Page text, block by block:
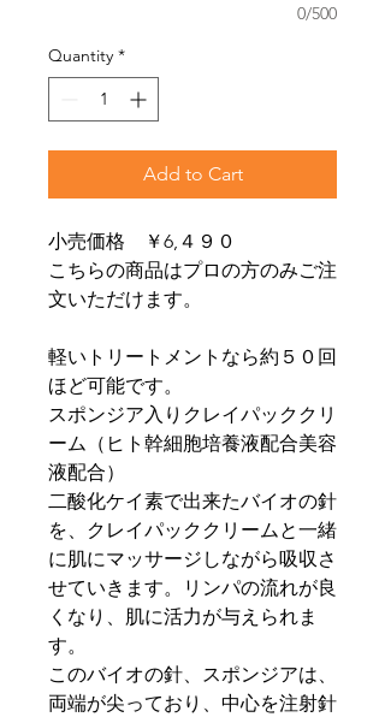
0/500
Quantity *
Add to Cart
小売価格 ￥6,４９０
こちらの商品はプロの方のみご注
文いただけます。
軽いトリートメントなら約５０回
ほど可能です。
スポンジア入りクレイパッククリ
ーム（ヒト幹細胞培養液配合美容
液配合）
二酸化ケイ素で出来たバイオの針
を、クレイパッククリームと一緒
に肌にマッサージしながら吸収さ
せていきます。リンパの流れが良
くなり、肌に活力が与えられま
す。
このバイオの針、スポンジアは、
両端が尖っており、中心を注射針